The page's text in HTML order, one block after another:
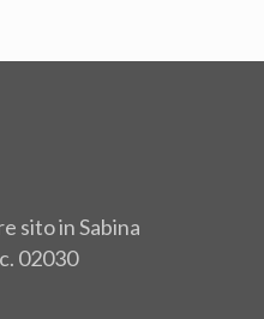
sito in Sabina
02030